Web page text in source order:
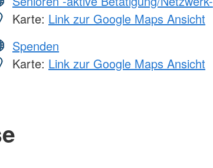
Karte: Link zur Google Maps Ansicht
Spenden
Karte: Link zur Google Maps Ansicht